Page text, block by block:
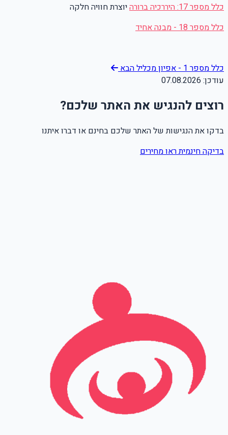
כלל מספר 17:
היררכיה ברורהיוצרת חוויה חלקה
כלל מספר 18 - מבנה אחיד
כלל מספר 1 - אפיון מכליל
הבא
עודכן: 07.08.2026
רוצים להנגיש את האתר שלכם?
בדקו את הנגישות של האתר שלכם בחינם או דברו איתנו
בדיקה חינמיתראו מחירים